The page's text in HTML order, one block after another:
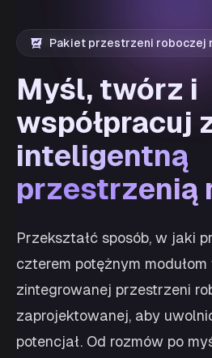
Pakiet przestrzeni roboczej
Myśl, twórz i
współpracuj
inteligentną
przestrzenią
Przekształć sposób, w jaki
czterem potężnym
zintegrowanej przestrzeni
zaprojektowanej, aby
potencjał. Od rozmów po